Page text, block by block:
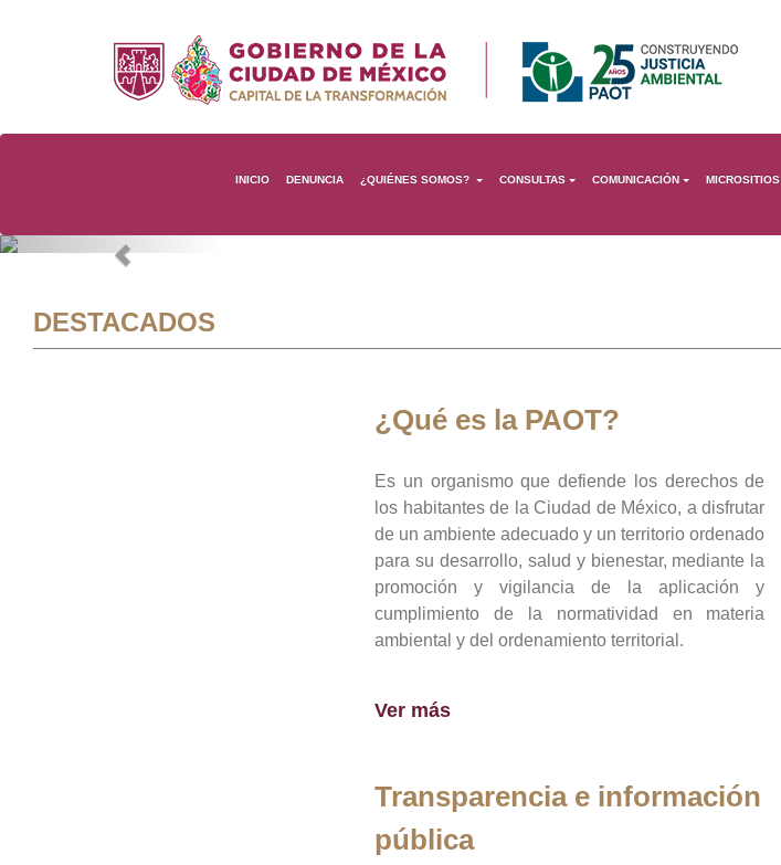
INICIO DENUNCIA ¿QUIÉNES SOMOS? CONSULTAS COMUNICACIÓN MICROSITIOS
Previous
DESTACADOS
¿Qué es la PAOT?
Es un organismo que defiende los derechos de
los habitantes de la Ciudad de México, a disfrutar
de un ambiente adecuado y un territorio ordenado
para su desarrollo, salud y bienestar, mediante la
promoción y vigilancia de la aplicación y
cumplimiento de la normatividad en materia
ambiental y del ordenamiento territorial.
Ver más
Transparencia e información
pública